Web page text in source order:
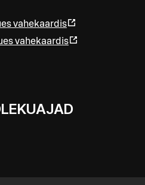
vahekaardis
vahekaardis